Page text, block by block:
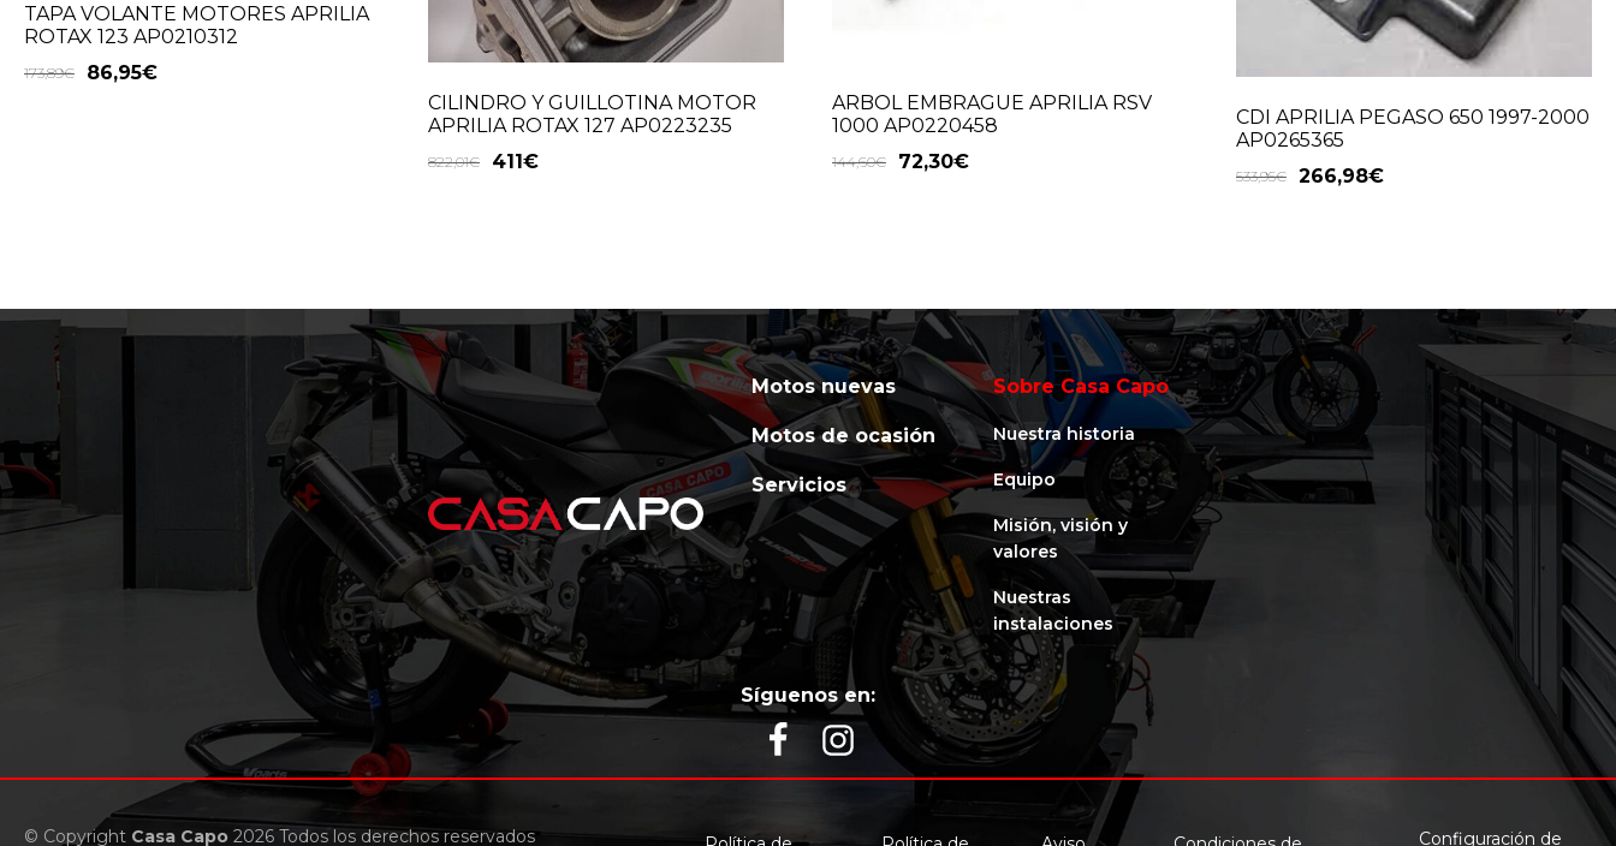
TAPA VOLANTE MOTORES APRILIA
ROTAX 123 AP0210312
173,89€ 86,95€
CILINDRO Y GUILLOTINA MOTOR
APRILIA ROTAX 127 AP0223235
822,01€ 411€
ARBOL EMBRAGUE APRILIA RSV
1000 AP0220458
144,60€ 72,30€
CDI APRILIA PEGASO 650 1997-2000
AP0265365
533,95€ 266,98€
Motos nuevas
Motos de ocasión
Servicios
Sobre Casa Capo
Nuestra historia
Equipo
Misión, visión y
valores
Nuestras
instalaciones
Síguenos en:
© Copyright Casa Capo 2026 Todos los derechos reservados Configuración de